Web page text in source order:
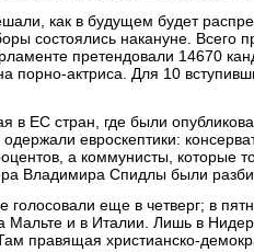
как в будущем будет
состоялись накануне. Всего
претендовали 14670
порно-актриса. Для 10
в ЕС стран, где были
евроскептики:
а коммунисты, которые
Владимира Спидлы были
еще в четверг; в
Мальте и в Италии. Лишь в
правящая христианско-